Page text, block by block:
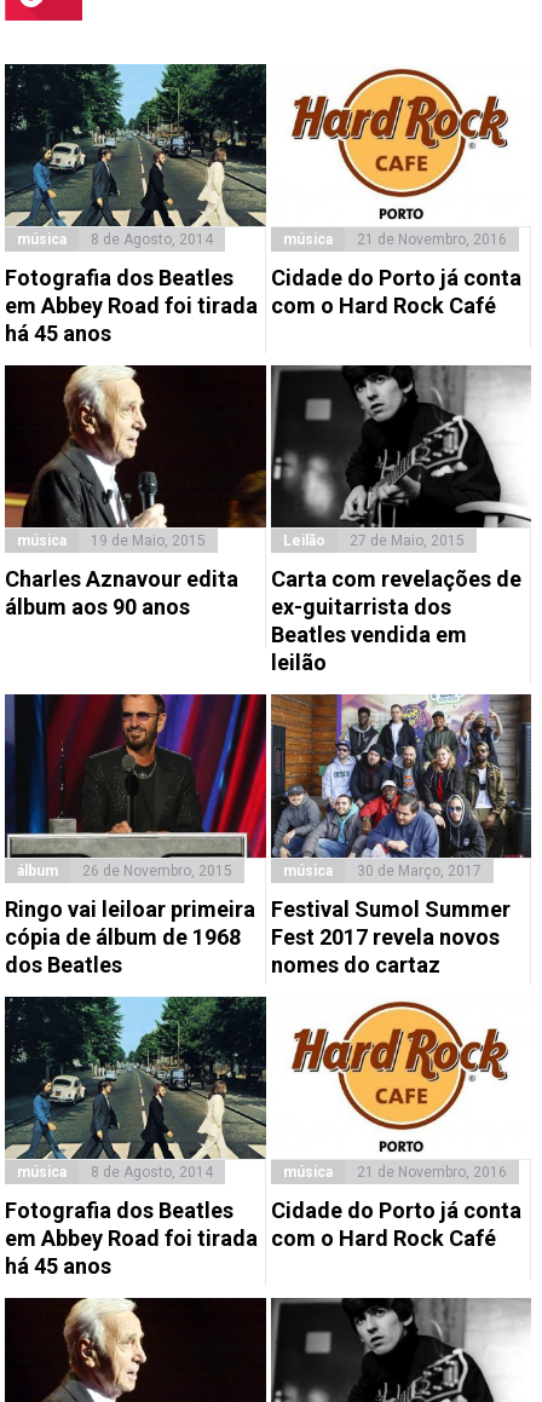
música 8 de Agosto, 2014
Fotografia dos Beatles
em Abbey Road foi tirada
há 45 anos
música 21 de Novembro, 2016
Cidade do Porto já conta
com o Hard Rock Café
música 19 de Maio, 2015
Charles Aznavour edita
álbum aos 90 anos
Leilão 27 de Maio, 2015
Carta com revelações de
ex-guitarrista dos
Beatles vendida em
leilão
álbum 26 de Novembro, 2015
Ringo vai leiloar primeira
cópia de álbum de 1968
dos Beatles
música 30 de Março, 2017
Festival Sumol Summer
Fest 2017 revela novos
nomes do cartaz
música 8 de Agosto, 2014
Fotografia dos Beatles
em Abbey Road foi tirada
há 45 anos
música 21 de Novembro, 2016
Cidade do Porto já conta
com o Hard Rock Café